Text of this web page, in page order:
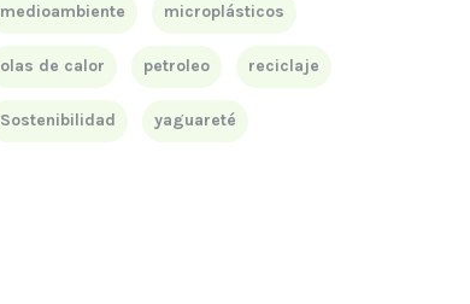
medioambiente microplásticos
olas de calor petroleo reciclaje
Sostenibilidad yaguareté